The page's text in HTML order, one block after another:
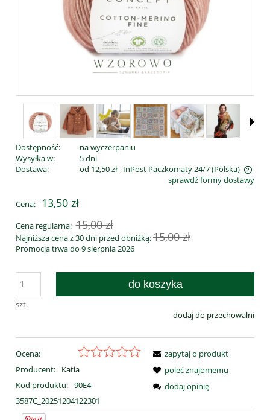
Dostępność:
na wyczerpaniu
Wysyłka w:
5 dni
Dostawa:
od 12,50 zł- InPost Paczkomaty 24/7(Polska)
Cena nie zawiera ewentualnych kosztów płatnościsprawdź formy dostawy
Cena: 13,50 zł
Cena regularna: 15,00 zł
Najniższa cena z 30 dni przed obniżką:15,00 zł
Promocja trwa do 9 sierpnia 2026
szt.
do koszyka
dodaj do przechowalni
Ocena:
Producent:
Katia
Kod produktu: 90E4-
3587C_20251204122301
zapytaj o produkt
poleć znajomemu
dodaj opinię